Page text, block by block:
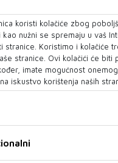
koristi kolačiće zbog
kao nužni se spremaju u vaš
stranice. Koristimo i kolačiće
stranice. Ovi kolačići će
imate mogućnost
iskustvo korištenja naših